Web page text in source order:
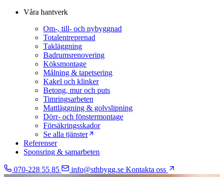
Våra hantverk
Om-, till- och nybyggnad
Totalentreprenad
Takläggning
Badrumsrenovering
Köksmontage
Målning & tapetsering
Kakel och klinker
Betong, mur och puts
Timringsarbeten
Mattläggning & golvslipning
Dörr- och fönstermontage
Försäkringsskador
Se alla tjänster
Referenser
Sponsring & samarbeten
070-228 55 85 info@sthbygg.se Kontakta oss